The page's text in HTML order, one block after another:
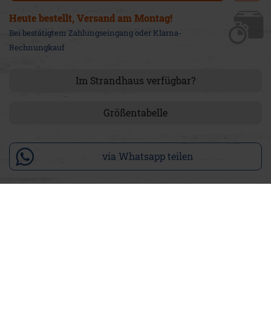
Heute bestellt, Versand am Montag!
Bei bestätigtem Zahlungseingang oder Klarna-
Rechnungkauf
Im Strandhaus verfügbar?
Größentabelle
via Whatsapp teilen